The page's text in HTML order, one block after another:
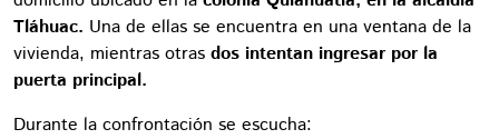
Tláhuac. Una de ellas se encuentra en una ventana de la
vivienda, mientras otras dos intentan ingresar por la
puerta principal.
Durante la confrontación se escucha: